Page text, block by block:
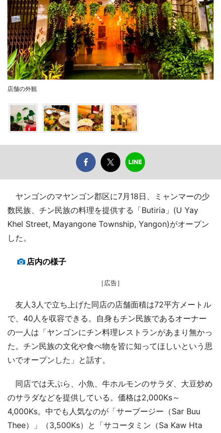
店舗の外観
ヤンゴンのマヤンゴン郡区に7月18日、ミャンマーの少
数民族、チン民族の料理を提供する「Butiria」(U Yay
Khel Street, Mayangone Township, Yangon)がオープン
した。
店内の様子
［広告］
友人3人で立ち上げた同店の店舗面積は72平方メートル
で、40人を収容できる。自身もチン民族であるオーナー
の一人は「ヤンゴンにチン料理レストランがあまり無かっ
た。チン民族の文化や食べ物を皆に知ってほしいという思
いでオープンした」と話す。
同店では天ぷら、小魚、牛ホルモンのサラダ、大豆炒め
のサラダなどを提供している。価格は2,000Ks～
4,000Ks。中でも人気なのが「サーブージー（Sar Buu
Thee）」（3,500Ks）と「サコータミン（Sa Kaw Hta